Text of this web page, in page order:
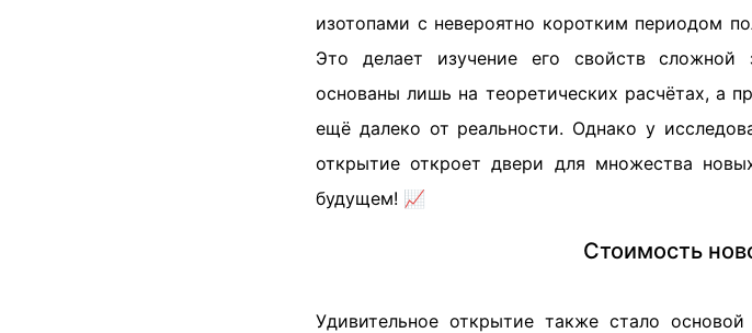
изотопами с невероятно коротким периодом
Это делает изучение его свойств
основаны лишь на теоретических расчётах, а
ещё далеко от реальности. Однако у
открытие откроет двери для множества
будущем! 📈
Стоимость
Удивительное открытие также стало